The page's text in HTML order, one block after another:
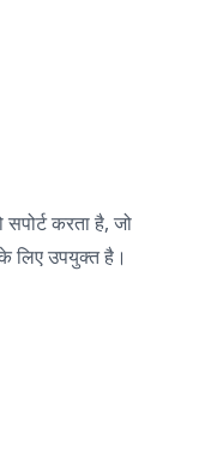
करता है, जो
लिए उपयुक्त है।